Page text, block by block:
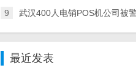
9 武汉400人电销POS机公司被警方一锅端：入职新人
最近发表